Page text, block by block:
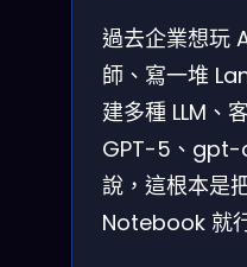
過去企業想玩
師、寫一堆
建多種 LLM、
GPT-5、gpt-
說，這根本是
Notebook 就